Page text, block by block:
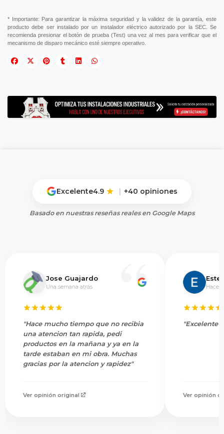
* Importante: Para garantizar la máxima seguridad y la validez de la garantía, este
producto debe ser instalado por un instalador eléctrico autorizado por la SEC. Se
recomienda presionar el botón de prueba (Test) una vez al mes para verificar que el
mecanismo de disparo mecánico esté siempre operativo.
Excelente4.9 | +40 opiniones
Basado en nuestras reseñas reales en Google Maps
Jose Guajardo
Una semana atrás
"Hace mucho tiempo que no recibia
una atencion tan rapida, pedi
productos en la mañana y ya en la
tarde estaban en mi obra. Muchas
gracias por la atencion y rapidez"
Ver opinión original
Hace
"Excelente
Ver opinión